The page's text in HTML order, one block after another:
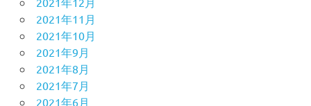
2021年11月
2021年10月
2021年9月
2021年8月
2021年7月
2021年6月